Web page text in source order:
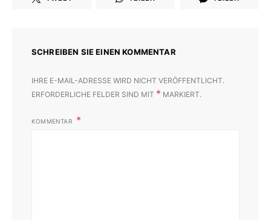
SCHREIBEN SIE EINEN KOMMENTAR
IHRE E-MAIL-ADRESSE WIRD NICHT VERÖFFENTLICHT.
ERFORDERLICHE FELDER SIND MIT * MARKIERT.
KOMMENTAR